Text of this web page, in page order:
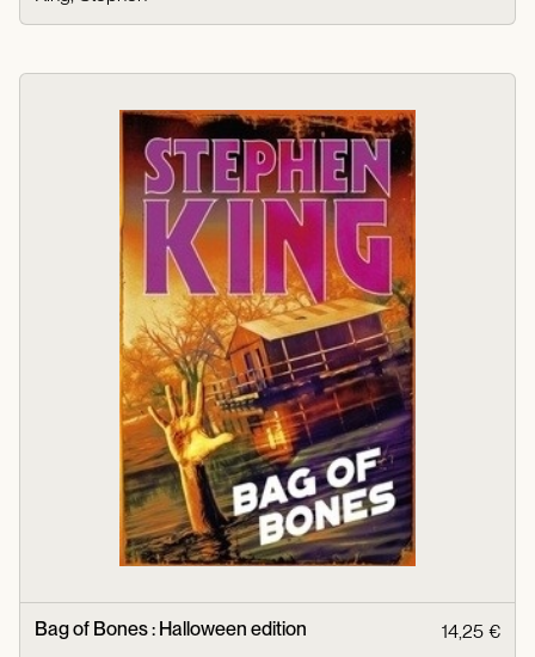
Bag of Bones : Halloween edition 14,25 €